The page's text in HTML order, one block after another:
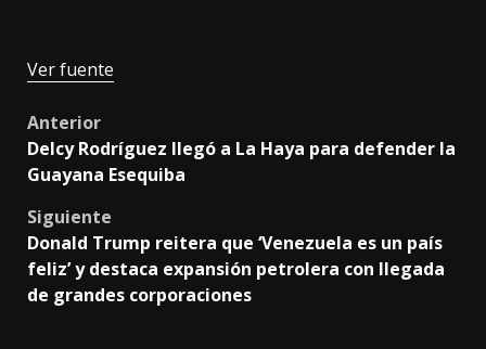
Ver fuente
Post
navigation
Anterior
Delcy Rodríguez llegó a La Haya para defender la
Guayana Esequiba
Siguiente
Donald Trump reitera que ‘Venezuela es un país
feliz’ y destaca expansión petrolera con llegada
de grandes corporaciones